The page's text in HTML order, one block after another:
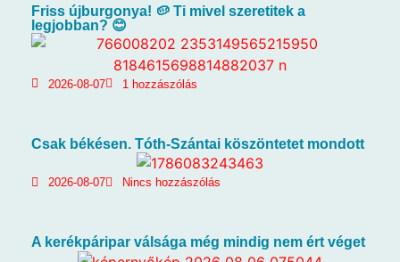
Friss újburgonya! 🥔 Ti mivel szeretitek a
legjobban? 😊
2026-08-07 1 hozzászólás
Csak békésen. Tóth-Szántai köszöntetet mondott
2026-08-07 Nincs hozzászólás
A kerékpáripar válsága még mindig nem ért véget